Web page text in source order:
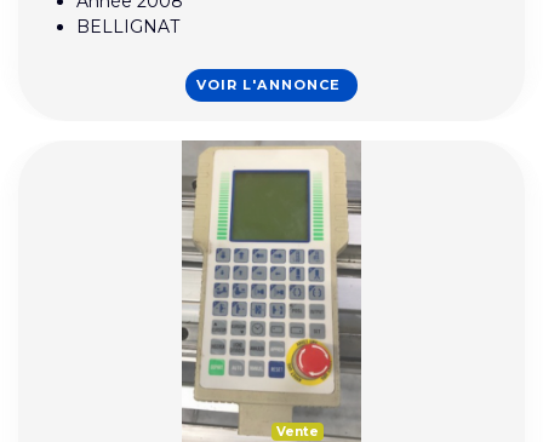
BELLIGNAT
VOIR L'ANNONCE
Vente